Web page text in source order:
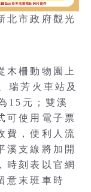
市政府觀光
木柵動物園上
瑞芳火車站及
15元；雙溪
可使用電子票
費，便利人流
溪支線將加開
時刻表以官網
意末班車時